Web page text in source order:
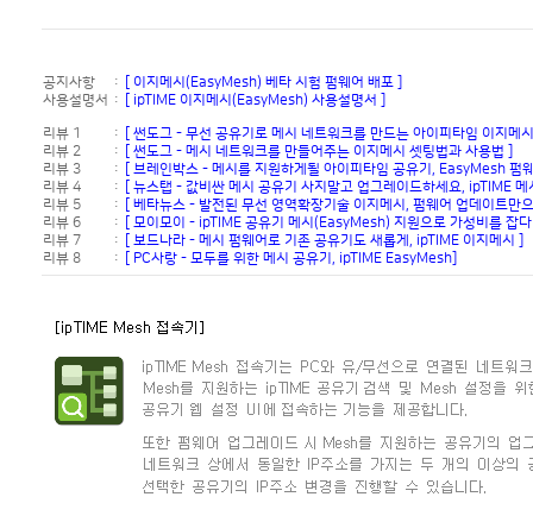
공지사항 :
[ 이지메시(EasyMesh) 베타 시험 펌웨어 배포 ]
사용설명서
: [ ipTIME 이지메시(EasyMesh) 사용설명서 ]
리뷰 1 :
[ 썬도그 - 무선 공유기로 메시 네트워크를 만드는 아이피타임 이지메
리뷰 2
:
[ 썬도그 - 메시 네트워크를 만들어주는 이지메시 셋팅법과 사용법 ]
리뷰 3
:
[ 브레인박스 - 메시를 지원하게될 아이피타임 공유기, EasyMesh 펌
리뷰 4
:
[ 뉴스탭 - 값비싼 메시 공유기 사지말고 업그레이드하세요, ipTIME
리뷰 5
:
[ 베타뉴스 - 발전된 무선 영역확장기술 이지메시, 펌웨어 업데이트만
리뷰 6
:
[ 모이모이 - ipTIME 공유기 메시(EasyMesh) 지원으로 가성비를 잡
리뷰 7
:
[ 보드나라 - 메시 펌웨어로 기존 공유기도 새롭게, ipTIME 이지메시 ]
리뷰 8
: [ PC사랑 - 모두를 위한 메시 공유기, ipTIME EasyMesh]